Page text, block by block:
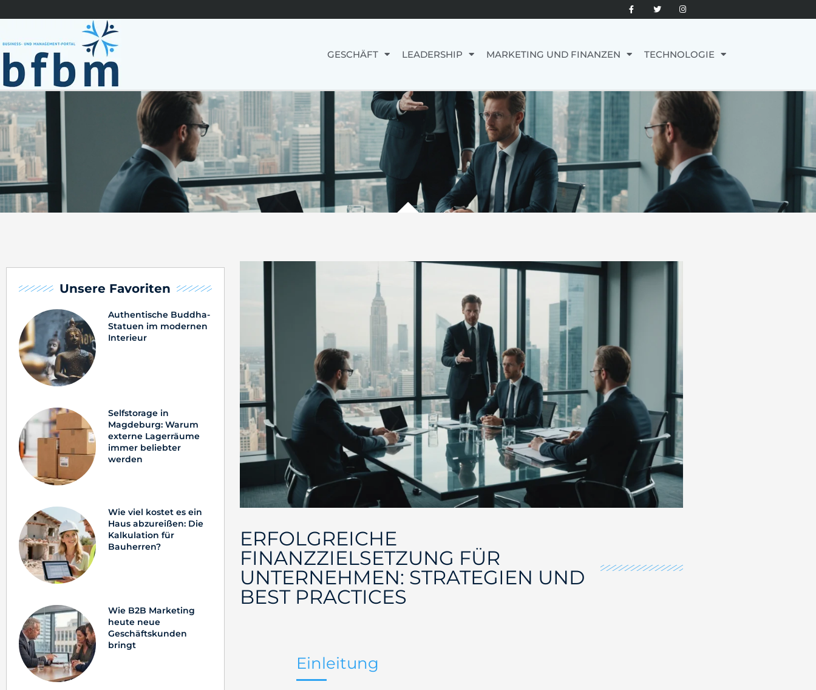
GESCHÄFT LEADERSHIP MARKETING UND FINANZEN TECHNOLOGIE
Unsere Favoriten
Authentische Buddha-
Statuen im modernen
Interieur
Selfstorage in
Magdeburg: Warum
externe Lagerräume
immer beliebter
werden
Wie viel kostet es ein
Haus abzureißen: Die
Kalkulation für
Bauherren?
Wie B2B Marketing
heute neue
Geschäftskunden
bringt
ERFOLGREICHE
FINANZZIELSETZUNG FÜR
UNTERNEHMEN: STRATEGIEN UND
BEST PRACTICES
Einleitung